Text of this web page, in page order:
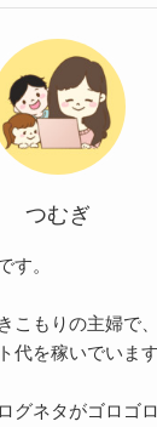
つむぎ
す。
こもりの主婦で
代を稼いでいます
グネタがゴロゴ